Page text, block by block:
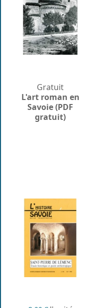
Gratuit
L'art roman en
Savoie (PDF
gratuit)